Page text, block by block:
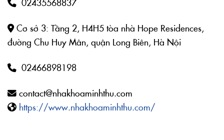
Cơ sở 3: Tầng 2, H4H5 tòa nhà Hope Residences,
đường Chu Huy Mân, quận Long Biên, Hà Nội
02466898198
contact@nhakhoaminhthu.com
https://www.nhakhoaminhthu.com/